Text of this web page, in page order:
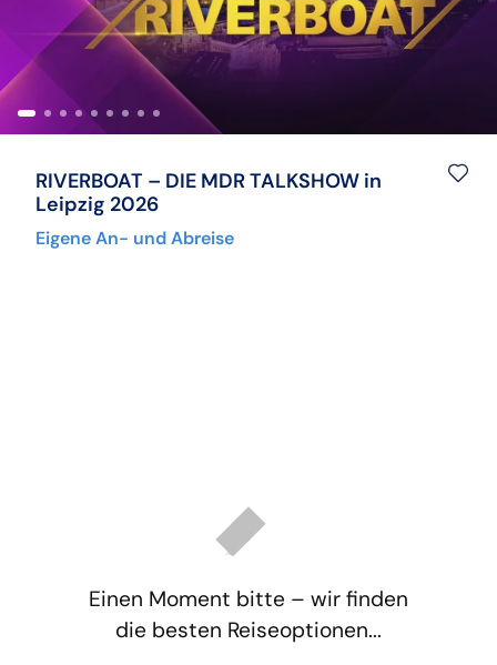
Kulturreisen
Kurzurlaub
Musicalreisen
Nord- & Ostsee
Städtereisen
Hochseekreuzfahrten
Mein Schiff Kombireisen
Mein Schiff Kreuzfahrten
Rhein Kreuzfahrten
Mosel-Kreuzfahrten
RIVERBOAT – DIE MDR TALKSHOW in
Leipzig 2026
Eigene An- und Abreise
Einen Moment bitte – wir finden
die besten Reiseoptionen...